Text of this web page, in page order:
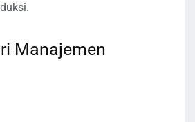
Manajemen